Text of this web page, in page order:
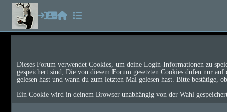
Dieses Forum verwendet Cookies, um deine Login-Informationen zu
gespeichert sind; Die von diesem Forum gesetzten Cookies düfen nur
gelesen hast und wann du zum letzten Mal gelesen hast. Bitte bestätige,
Ein Cookie wird in deinem Browser unabhängig von der Wahl